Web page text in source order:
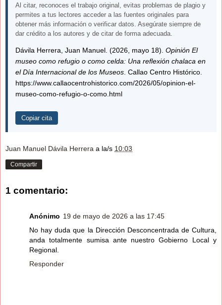
Al citar, reconoces el trabajo original, evitas problemas de plagio y
permites a tus lectores acceder a las fuentes originales para
obtener más información o verificar datos. Asegúrate siempre de
dar crédito a los autores y de citar de forma adecuada.
Dávila Herrera, Juan Manuel. (2026, mayo 18). Opinión El
museo como refugio o como celda: Una reflexión chalaca en
el Día Internacional de los Museos. Callao Centro Histórico.
https://www.callaocentrohistorico.com/2026/05/opinion-el-
museo-como-refugio-o-como.html
Copiar cita
Juan Manuel Dávila Herrera a la/s 10:03
Compartir
1 comentario:
Anónimo 19 de mayo de 2026 a las 17:45
No hay duda que la Dirección Desconcentrada de Cultura,
anda totalmente sumisa ante nuestro Gobierno Local y
Regional.
Responder